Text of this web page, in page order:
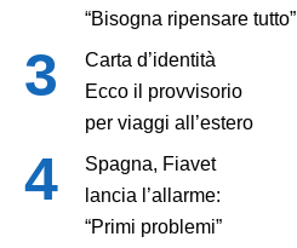
“Bisogna ripensare tutto”
Carta d’identità
Ecco il provvisorio
per viaggi all’estero
Spagna, Fiavet
lancia l’allarme:
“Primi problemi”